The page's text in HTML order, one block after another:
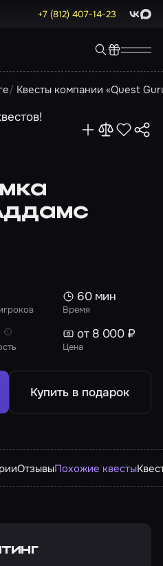
+7 (812) 407-14-23 Max
Квесты компании «Quest
Время
60 мин
Цена
от 8 000 ₽
Купить в подарок
ОтзывыПохожие квесты